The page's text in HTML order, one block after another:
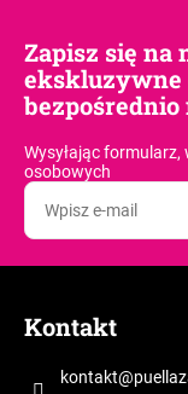
Zapisz się na
ekskluzywne
Wysyłając
osobowych
Kontakt
kontakt@